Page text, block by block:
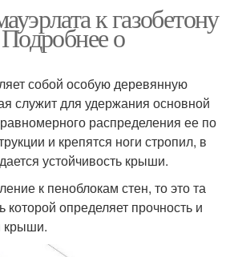
к газобетону
о
собой особую деревянную
служит для удержания основной
распределения ее по
и крепятся ноги стропил, в
устойчивость крыши.
к пеноблокам стен, то это та
которой определяет прочность и
крыши.